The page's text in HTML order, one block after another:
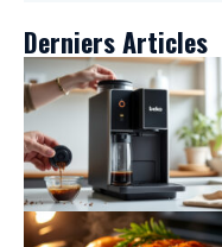
Derniers Articles